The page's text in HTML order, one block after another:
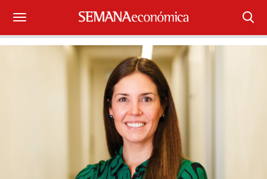
Suscríbase
¿Qué está pasando?
Sectores y Empresas